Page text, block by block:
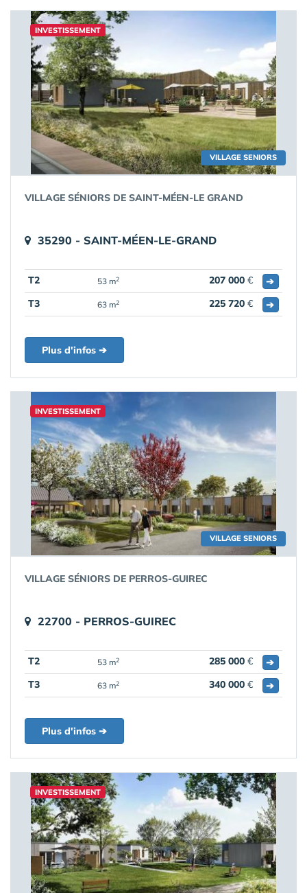
VILLAGE SENIORS
INVESTISSEMENT
VILLAGE SÉNIORS DE SAINT-MÉEN-LE GRAND
35290 - SAINT-MÉEN-LE-GRAND
T2 53 m2 207 000 €
➔
T3
63 m2 225 720 € ➔
Plus d'infos ➔
VILLAGE SENIORS
INVESTISSEMENT
VILLAGE SÉNIORS DE PERROS-GUIREC
22700 - PERROS-GUIREC
T2 53 m2 285 000 €
➔
T3
63 m2 340 000 € ➔
Plus d'infos ➔
INVESTISSEMENT